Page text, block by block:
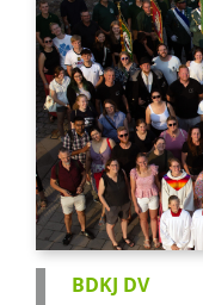
BDKJ DV